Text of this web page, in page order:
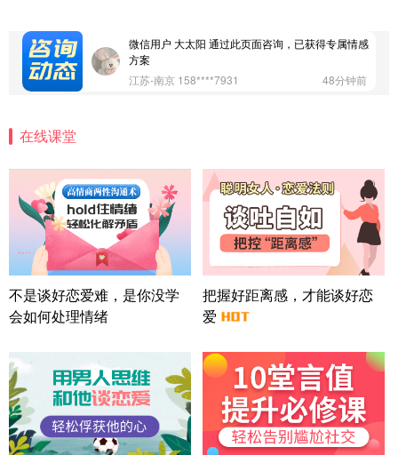
微信用户 大太阳 通过此页面咨询，已获得专属情感
方案
江苏-南京 158****7931
48分钟前
情感方案
北京-朝阳 151****3189
22分钟前
微信用户 巧?媚儿 通过此页面咨询，已获得专属情感
方案
上海-浦东 177****9074
56分钟前
微信用户 Liberty 通过此页面咨询，已获得专属情感
方案
广东-广州 188****5632
湖北-武汉 135****7410
41分钟前
微信用户 困困魚? 通过此页面咨询，已获得专属情感
方案
陕西-西安 139****6283
3分钟前
在线课堂
不是谈好恋爱难，是你没学
会如何处理情绪
把握好距离感，才能谈好恋
爱